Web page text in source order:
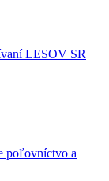
LESOV SR
poľovníctvo a